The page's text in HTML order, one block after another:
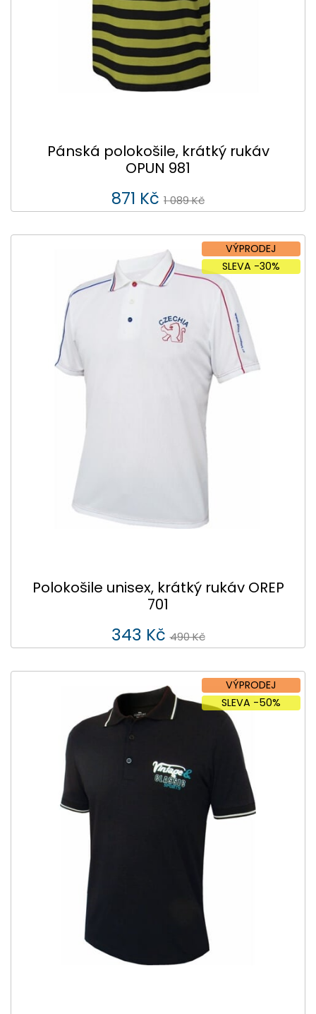
Pánská polokošile, krátký rukáv
OPUN 981
871 Kč 1 089 Kč
VÝPRODEJ
SLEVA -30%
Polokošile unisex, krátký rukáv OREP
701
343 Kč 490 Kč
VÝPRODEJ
SLEVA -50%